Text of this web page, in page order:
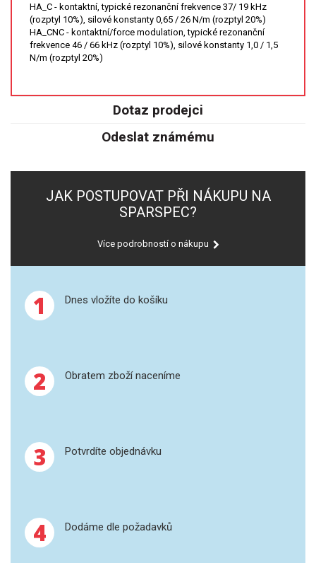
SPEKTROFOTOMETRY
KYVETY
OTEVŘENÝ ROZKLAD
MIKROVLNNÝ ROZKLAD
TLAKOVÉ AUTOKLÁVY
REAKČNÍ AUTOKLÁVY
SPEX MLETÍ
MS/SPM
AFM SONDY
KALIBRACE
HA_C - kontaktní, typické rezonanční frekvence 37/ 19 kHz
(rozptyl 10%), silové konstanty 0,65 / 26 N/m (rozptyl 20%)
HA_CNC - kontaktní/force modulation, typické rezonanční
frekvence 46 / 66 kHz (rozptyl 10%), silové konstanty 1,0 / 1,5
N/m (rozptyl 20%)
Dotaz prodejci
Odeslat známému
JAK POSTUPOVAT PŘI NÁKUPU NA
SPARSPEC?
Více podrobností o nákupu
1 Dnes vložíte do košíku
2 Obratem zboží naceníme
3 Potvrdíte objednávku
4 Dodáme dle požadavků